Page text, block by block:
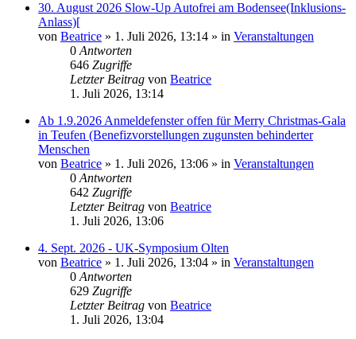
30. August 2026 Slow-Up Autofrei am Bodensee(Inklusions-
Anlass)[
von Beatrice » 1. Juli 2026, 13:14 » in Veranstaltungen
0 Antworten
646 Zugriffe
Letzter Beitrag von Beatrice
1. Juli 2026, 13:14
Ab 1.9.2026 Anmeldefenster offen für Merry Christmas-Gala
in Teufen (Benefizvorstellungen zugunsten behinderter
Menschen
von Beatrice » 1. Juli 2026, 13:06 » in Veranstaltungen
0 Antworten
642 Zugriffe
Letzter Beitrag von Beatrice
1. Juli 2026, 13:06
4. Sept. 2026 - UK-Symposium Olten
von Beatrice » 1. Juli 2026, 13:04 » in Veranstaltungen
0 Antworten
629 Zugriffe
Letzter Beitrag von Beatrice
1. Juli 2026, 13:04